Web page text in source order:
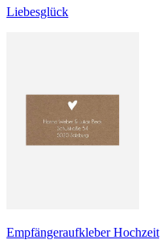
Liebesglück
Empfängeraufkleber Hochzeit